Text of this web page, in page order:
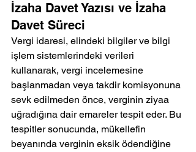
İzaha Davet Yazısı ve İzaha
Davet Süreci
Vergi idaresi, elindeki bilgiler ve bilgi
işlem sistemlerindeki verileri
kullanarak, vergi incelemesine
başlanmadan veya takdir komisyonuna
sevk edilmeden önce, verginin ziyaa
uğradığına dair emareler tespit eder. Bu
tespitler sonucunda, mükellefin
beyanında verginin eksik ödendiğine